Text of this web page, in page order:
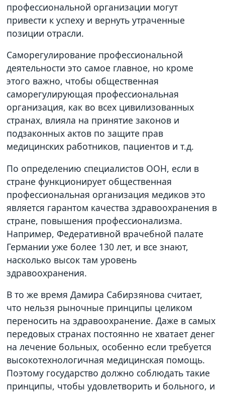
профессиональной организации могут
привести к успеху и вернуть утраченные
позиции отрасли.
Саморегулирование профессиональной
деятельности это самое главное, но кроме
этого важно, чтобы общественная
саморегулирующая профессиональная
организация, как во всех цивилизованных
странах, влияла на принятие законов и
подзаконных актов по защите прав
медицинских работников, пациентов и т.д.
По определению специалистов ООН, если в
стране функционирует общественная
профессиональная организация медиков это
является гарантом качества здравоохранения в
стране, повышения профессионализма.
Например, Федеративной врачебной палате
Германии уже более 130 лет, и все знают,
насколько высок там уровень
здравоохранения.
В то же время Дамира Сабирзянова считает,
что нельзя рыночные принципы целиком
переносить на здравоохранение. Даже в самых
передовых странах постоянно не хватает денег
на лечение больных, особенно если требуется
высокотехнологичная медицинская помощь.
Поэтому государство должно соблюдать такие
принципы, чтобы удовлетворить и больного, и